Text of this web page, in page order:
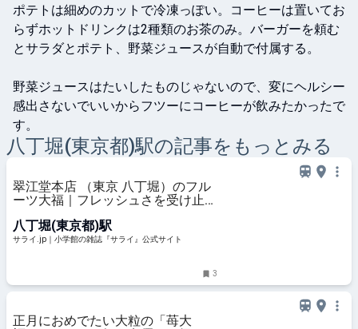
ポテトは細めのカットで冷凍っぽい。コーヒーは置いてお
らずホットドリンクは2種類のお茶のみ。バーガーを頼む
とサラダとポテト、野菜ジュースが自動で付属する。
野菜ジュースはたいしたものじゃないので、変にヘルシー
感出さないでいいからフツーにコーヒーが飲みたかったで
す。
八丁堀(東京都)駅の記事をもっとみる
翠江堂本店 （東京 八丁堀）のフル
ーツ大福｜フレッシュさを受け止め
『サライ』公式サイト
八丁堀(東京都)駅
サライ.jp｜小学館の雑誌『サライ』公式サイト
3
正月におめでたい大粒の「苺大